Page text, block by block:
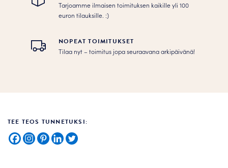
Tarjoamme ilmaisen toimituksen kaikille yli 100
euron tilauksille. :­­)
NOPEAT TOIMITUKSET
Tilaa nyt – toimitus jopa seuraavana arkipäivänä!
TEE TEOS TUNNETUKSI: